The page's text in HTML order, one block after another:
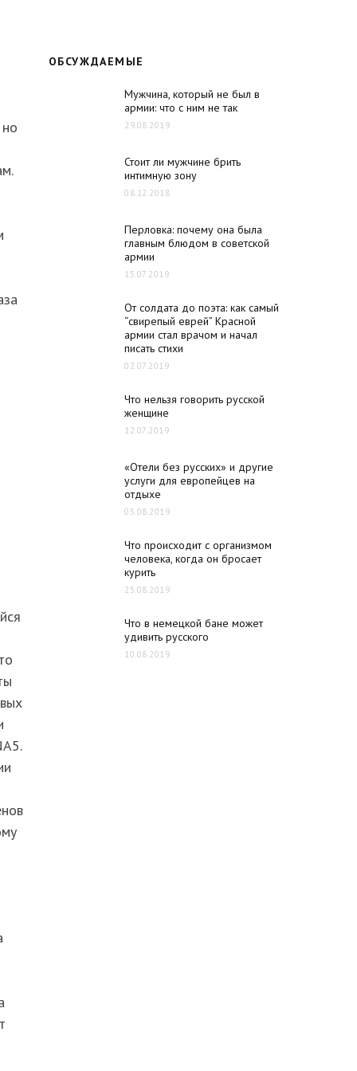
ОБСУЖДАЕМЫЕ
Мужчина, который не был в
армии: что с ним не так
29.08.2019
Стоит ли мужчине брить
интимную зону
08.12.2018
Перловка: почему она была
главным блюдом в советской
армии
15.07.2019
От солдата до поэта: как самый
“свирепый еврей” Красной
армии стал врачом и начал
писать стихи
02.07.2019
Что нельзя говорить русской
женщине
12.07.2019
«Отели без русских» и другие
услуги для европейцев на
отдыхе
05.08.2019
Что происходит с организмом
человека, когда он бросает
курить
25.08.2019
Что в немецкой бане может
удивить русского
10.08.2019